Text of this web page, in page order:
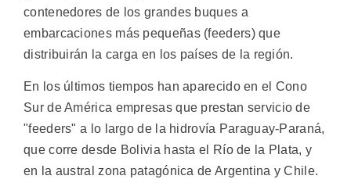
contenedores de los grandes buques a
embarcaciones más pequeñas (feeders) que
distribuirán la carga en los países de la región.
En los últimos tiempos han aparecido en el Cono
Sur de América empresas que prestan servicio de
"feeders" a lo largo de la hidrovía Paraguay-Paraná,
que corre desde Bolivia hasta el Río de la Plata, y
en la austral zona patagónica de Argentina y Chile.